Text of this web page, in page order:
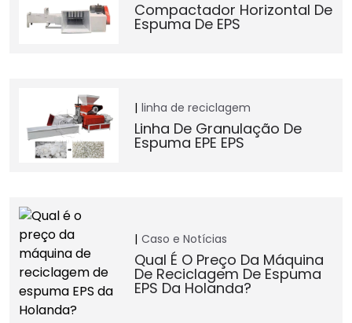
Compactador Horizontal De
Espuma De EPS
linha de reciclagem
Linha De Granulação De
Espuma EPE EPS
Caso e Notícias
Qual É O Preço Da Máquina
De Reciclagem De Espuma
EPS Da Holanda?